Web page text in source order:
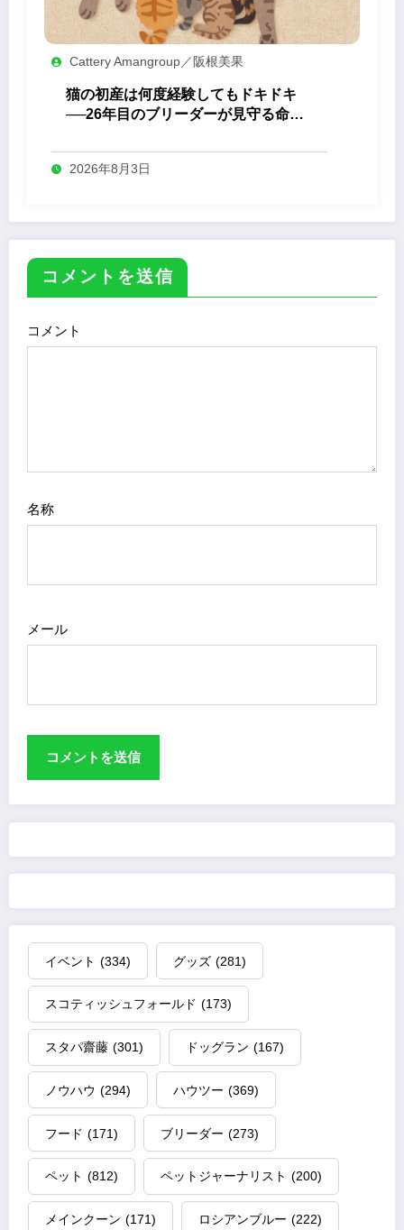
Cattery Amangroup／阪根美果
猫の初産は何度経験してもドキドキ
──26年目のブリーダーが見守る命の
2026年8月3日
コメントを送信
コメント
名称
メール
イベント (334) グッズ (281)
スコティッシュフォールド (173)
スタパ齋藤 (301) ドッグラン (167)
ノウハウ (294) ハウツー (369)
フード (171) ブリーダー (273)
ペット (812) ペットジャーナリスト (200)
メインクーン (171) ロシアンブルー (222)